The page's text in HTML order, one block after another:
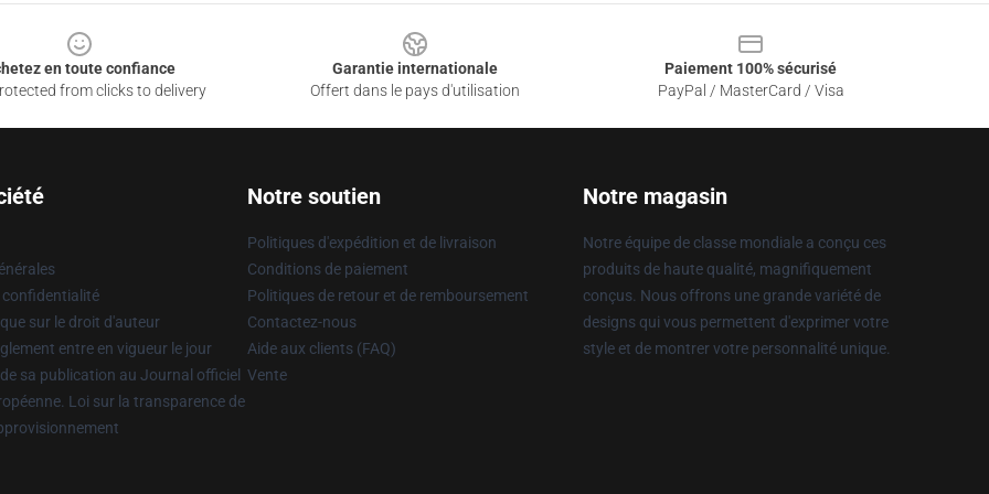
en toute confiance
from clicks to delivery
Garantie internationale
Offert dans le pays d'utilisation
Paiement 100% sécurisé
PayPal / MasterCard / Visa
confidentialité
sur le droit d'auteur
entre en vigueur le jour
sa publication au Journal officiel
Loi sur la transparence de
Notre soutien
Politiques d'expédition et de livraison
Conditions de paiement
Politiques de retour et de remboursement
Contactez-nous
Aide aux clients (FAQ)
Vente
Notre magasin
Notre équipe de classe mondiale a conçu ces
produits de haute qualité, magnifiquement
conçus. Nous offrons une grande variété de
designs qui vous permettent d'exprimer votre
style et de montrer votre personnalité unique.